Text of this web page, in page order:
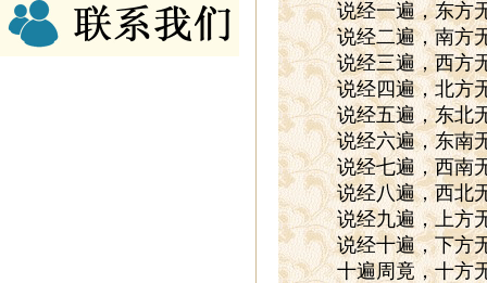
说经一遍，东方无
说经二遍，南方无
说经三遍，西方无
说经四遍，北方无
说经五遍，东北无
说经六遍，东南无
说经七遍，西南无
说经八遍，西北无
说经九遍，上方无
说经十遍，下方无
十遍周竟，十方无